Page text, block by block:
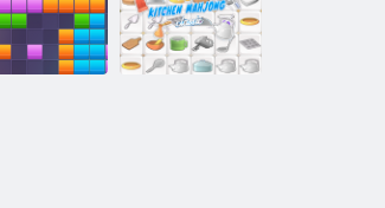
Sparabolle a
livelli Candy
Bubble